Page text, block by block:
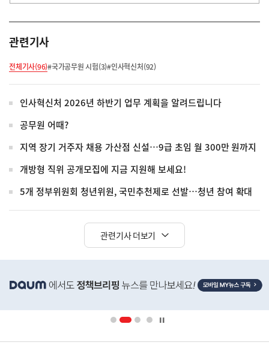
관련기사
전체기사(96)#국가공무원 시험(3)#인사혁신처(92)
인사혁신처 2026년 하반기 업무 계획을 알려드립니다
공무원 어때?
지역 장기 거주자 채용 가산점 신설…9급 초임 월 300만 원까지
개방형 직위 공개모집에 지금 지원해 보세요!
5개 정부위원회 청년위원, 국민추천제로 선발…청년 참여 확대
관련기사 더보기
단
영